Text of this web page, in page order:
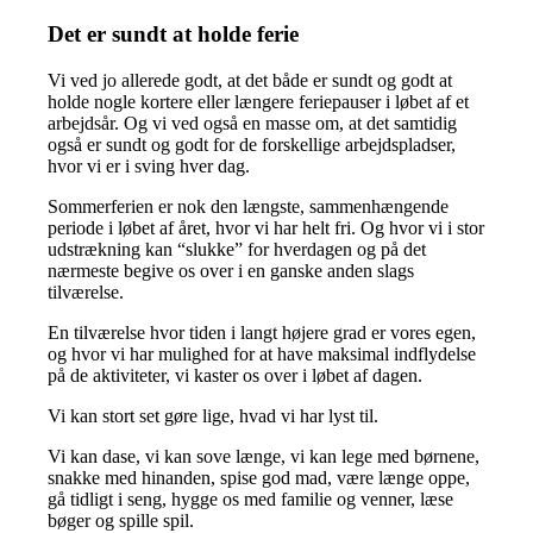
Det er sundt at holde ferie
Vi ved jo allerede godt, at det både er sundt og godt at
holde nogle kortere eller længere feriepauser i løbet af et
arbejdsår. Og vi ved også en masse om, at det samtidig
også er sundt og godt for de forskellige arbejdspladser,
hvor vi er i sving hver dag.
Sommerferien er nok den længste, sammenhængende
periode i løbet af året, hvor vi har helt fri. Og hvor vi i stor
udstrækning kan “slukke” for hverdagen og på det
nærmeste begive os over i en ganske anden slags
tilværelse.
En tilværelse hvor tiden i langt højere grad er vores egen,
og hvor vi har mulighed for at have maksimal indflydelse
på de aktiviteter, vi kaster os over i løbet af dagen.
Vi kan stort set gøre lige, hvad vi har lyst til.
Vi kan dase, vi kan sove længe, vi kan lege med børnene,
snakke med hinanden, spise god mad, være længe oppe,
gå tidligt i seng, hygge os med familie og venner, læse
bøger og spille spil.